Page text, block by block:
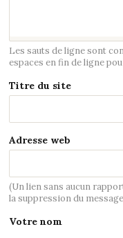
Les sauts de ligne sont
espaces en fin de ligne
Titre du site
Adresse web
(Un lien sans aucun
la suppression du
Votre nom